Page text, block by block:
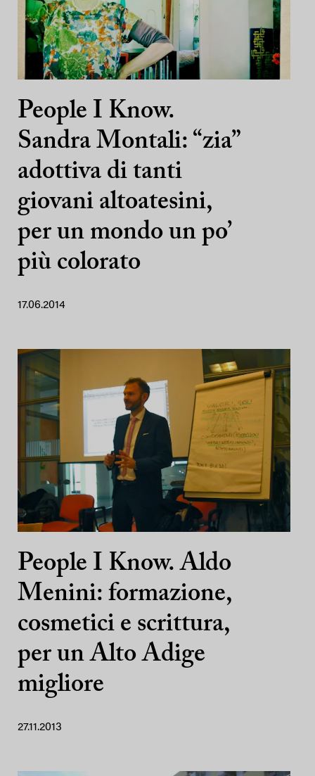
People I Know.
Sandra Montali: “zia”
adottiva di tanti
giovani altoatesini,
per un mondo un po’
più colorato
17.06.2014
People I Know. Aldo
Menini: formazione,
cosmetici e scrittura,
per un Alto Adige
migliore
27.11.2013